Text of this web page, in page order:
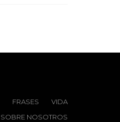
FRASES
VIDA
SOBRE NOSOTROS